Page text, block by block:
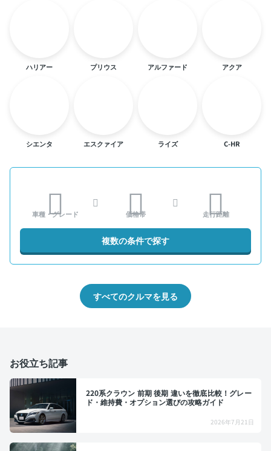
ハリアー プリウス アルファード アクア
シエンタ エスクァイア ライズ C-HR
車種・グレード 価格帯 走行距離
複数の条件で探す
すべてのクルマを見る
お役立ち記事
220系クラウン 前期 後期 違いを徹底比較！グレー
ド・維持費・オプション選びの攻略ガイド
2026年7月21日